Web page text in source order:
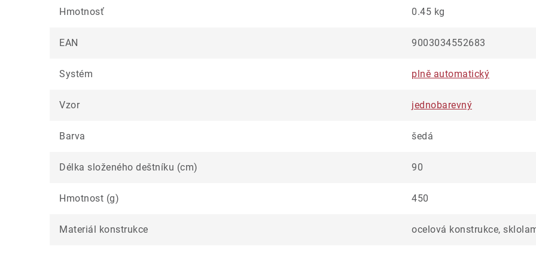
Hmotnosť 0.45 kg
EAN 9003034552683
Systém plně automatický
Vzor jednobarevný
Barva šedá
Délka složeného deštníku (cm) 90
Hmotnost (g) 450
Materiál konstrukce ocelová konstrukce,